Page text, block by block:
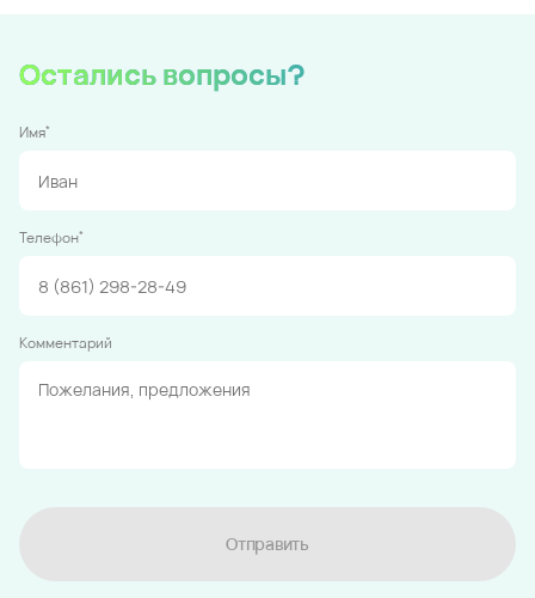
Остались вопросы?
Имя*
Телефон*
Комментарий
Отправить